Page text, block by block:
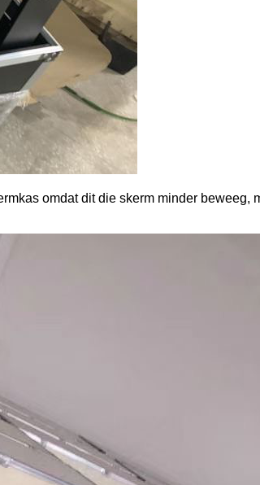
omdat dit die skerm minder